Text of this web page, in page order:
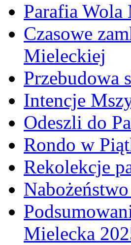
Parafia Wola
Czasowe
Mieleckiej
Przebudowa
Intencje
Odeszli do
Rondo w
Rekolekcje
Mielecka